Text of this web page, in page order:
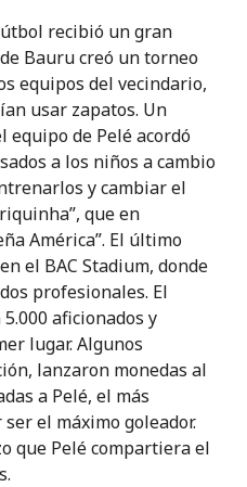
recibió un gran
Bauru creó un torneo
equipos del vecindario,
usar zapatos. Un
equipo de Pelé acordó
a los niños a cambio
y cambiar el
que en
América”. El último
el BAC Stadium, donde
profesionales. El
aficionados y
lugar. Algunos
lanzaron monedas al
a Pelé, el más
el máximo goleador.
que Pelé compartiera el